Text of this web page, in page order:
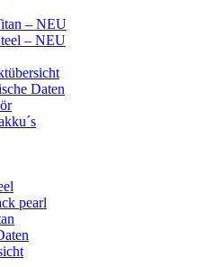
– NEU
– NEU
Daten
pearl